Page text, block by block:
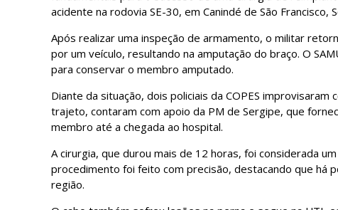
acidente na rodovia SE-30, em Canindé de São Francisco,
Após realizar uma inspeção de armamento, o militar
por um veículo, resultando na amputação do braço. O
para conservar o membro amputado.
Diante da situação, dois policiais da COPES
trajeto, contaram com apoio da PM de Sergipe, que
membro até a chegada ao hospital.
A cirurgia, que durou mais de 12 horas, foi considerada
procedimento foi feito com precisão, destacando que há
região.